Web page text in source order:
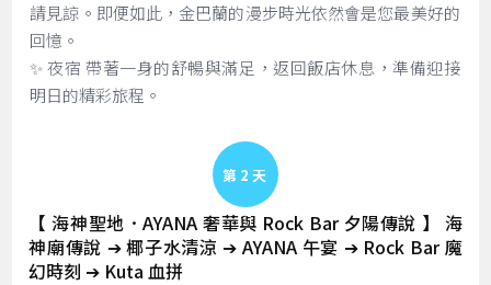
請見諒。即便如此，金巴蘭的漫步時光依然會是您最美好的
回憶。
✨ 夜宿 帶著一身的舒暢與滿足，返回飯店休息，準備迎接
明日的精彩旅程。
Day 2
【 海神聖地．AYANA 奢華與 Rock Bar 夕陽傳說 】 海
神廟傳說 ➔ 椰子水清涼 ➔ AYANA 午宴 ➔ Rock Bar 魔
幻時刻 ➔ Kuta 血拼